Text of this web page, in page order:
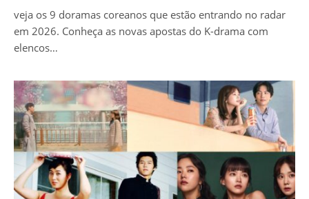
veja os 9 doramas coreanos que estão entrando no radar
em 2026. Conheça as novas apostas do K-drama com
elencos…